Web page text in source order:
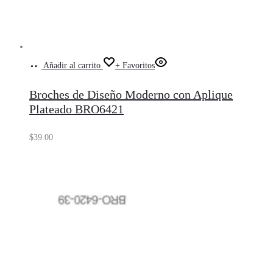
Añadir al carrito + Favoritos
Broches de Diseño Moderno con Aplique
Plateado BRO6421
$39.00